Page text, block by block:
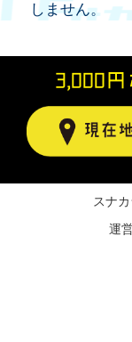
しません。
3,000
スナ
運